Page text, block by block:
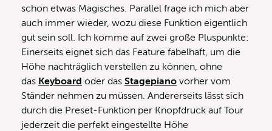
schon etwas Magisches. Parallel frage ich mich aber
auch immer wieder, wozu diese Funktion eigentlich
gut sein soll. Ich komme auf zwei große Pluspunkte:
Einerseits eignet sich das Feature fabelhaft, um die
Höhe nachträglich verstellen zu können, ohne
das Keyboard oder das Stagepiano vorher vom
Ständer nehmen zu müssen. Andererseits lässt sich
durch die Preset-Funktion per Knopfdruck auf Tour
jederzeit die perfekt eingestellte Höhe